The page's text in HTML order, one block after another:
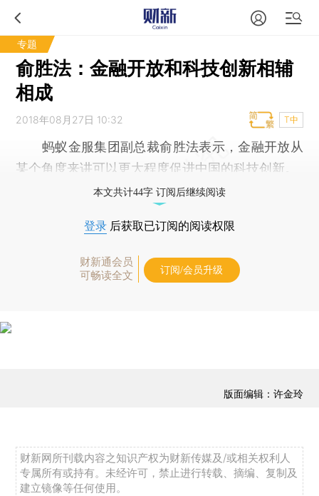
专题
俞胜法：金融开放和科技创新相辅
相成
2018年08月27日 10:32 T中
蚂蚁金服集团副总裁俞胜法表示，金融开放从
某个角度来讲可以更大程度促进中国的科技创新。
本文共计44字 订阅后继续阅读
登录 后获取已订阅的阅读权限
财新通会员
可畅读全文
订阅/会员升级
版面编辑：许金玲
财新网所刊载内容之知识产权为财新传媒及/或相关权利人
专属所有或持有。未经许可，禁止进行转载、摘编、复制及
建立镜像等任何使用。